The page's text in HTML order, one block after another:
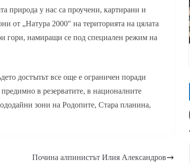
природа у нас са проучени, картирани и
от „Натура 2000″ на територията на цялата
гори, намиращи се под специален режим на
достъпът все още е ограничен поради
в резерватите, в националните
зони на Родопите, Стара планина,
Почина алпинистът Илия Александров